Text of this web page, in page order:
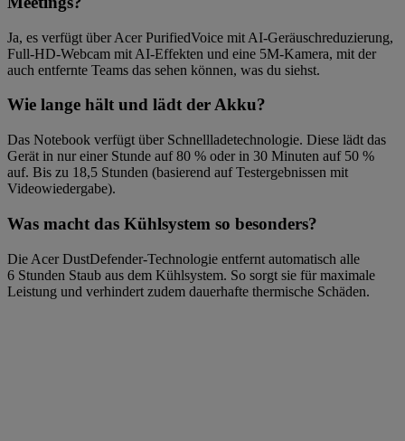
Ja, es verfügt über Acer PurifiedVoice mit AI-Geräuschreduzierung,
Full-HD-Webcam mit AI-Effekten und eine 5M-Kamera, mit der
auch entfernte Teams das sehen können, was du siehst.
Wie lange hält und lädt der Akku?
Das Notebook verfügt über Schnellladetechnologie. Diese lädt das
Gerät in nur einer Stunde auf 80 % oder in 30 Minuten auf 50 %
auf. Bis zu 18,5 Stunden (basierend auf Testergebnissen mit
Videowiedergabe).
Was macht das Kühlsystem so besonders?
Die Acer DustDefender-Technologie entfernt automatisch alle
6 Stunden Staub aus dem Kühlsystem. So sorgt sie für maximale
Leistung und verhindert zudem dauerhafte thermische Schäden.